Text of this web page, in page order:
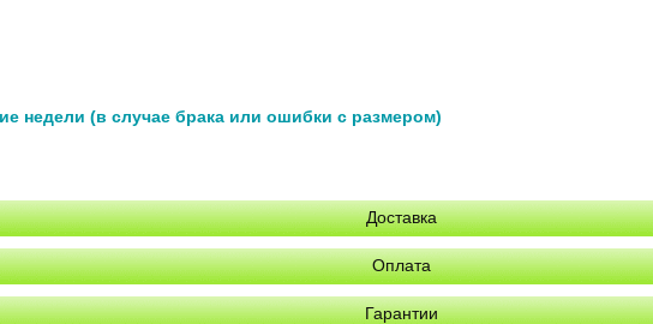
недели (в случае брака или ошибки с размером)
Доставка
Оплата
Гарантии